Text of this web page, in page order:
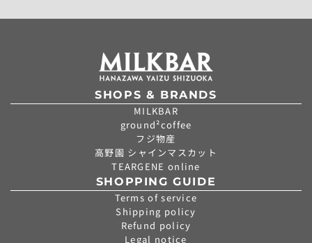
SHOPS & BRANDS
MILKBAR
ground²coffee
フジ物産
高野園 シャインマスカット
TEARGENE online
SHOPPING GUIDE
Terms of service
Shipping policy
Refund policy
Legal notice